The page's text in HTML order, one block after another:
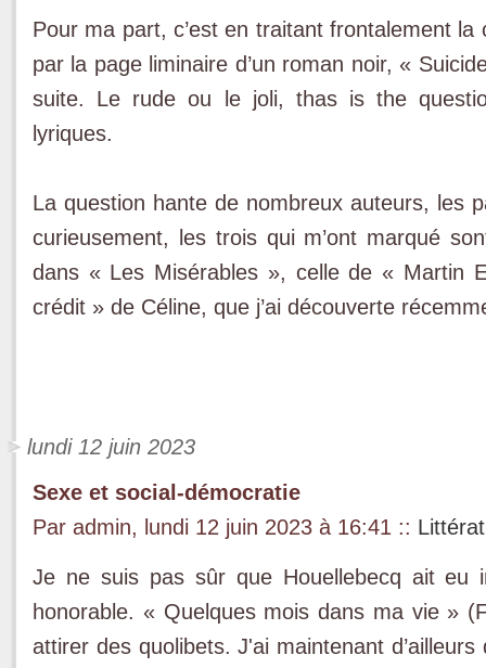
Pour ma part, c’est en traitant frontalement
par la page liminaire d’un roman noir, «
suite. Le rude ou le joli, thas is the
lyriques.
La question hante de nombreux auteurs, les
curieusement, les trois qui m’ont marqué
dans « Les Misérables », celle de « Martin
crédit » de Céline, que j’ai découverte
lundi 12 juin 2023
Sexe et social-démocratie
Par admin, lundi 12 juin 2023 à 16:41 ::
Je ne suis pas sûr que Houellebecq ait
honorable. « Quelques mois dans ma vie »
attirer des quolibets. J'ai maintenant